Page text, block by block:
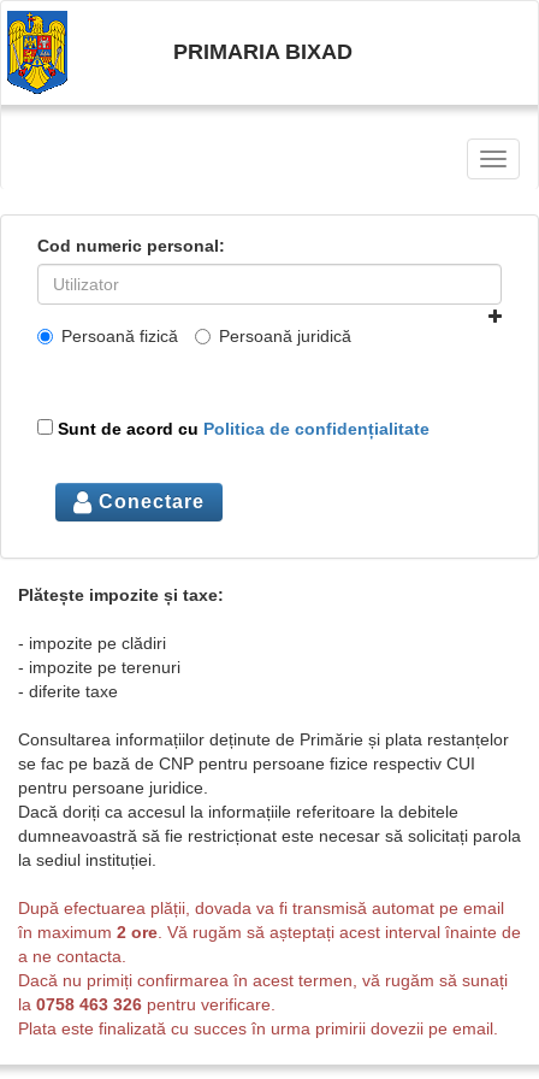
PRIMARIA BIXAD
Cod numeric personal:
Persoană fizică Persoană juridică
Sunt de acord cu Politica de confidențialitate
Conectare
Plătește impozite și taxe:
- impozite pe clădiri
- impozite pe terenuri
- diferite taxe
Consultarea informațiilor deținute de Primărie și plata restanțelor
se fac pe bază de CNP pentru persoane fizice respectiv CUI
pentru persoane juridice.
Dacă doriți ca accesul la informațiile referitoare la debitele
dumneavoastră să fie restricționat este necesar să solicitați parola
la sediul instituției.
După efectuarea plății, dovada va fi transmisă automat pe email
în maximum 2 ore. Vă rugăm să așteptați acest interval înainte de
a ne contacta.
Dacă nu primiți confirmarea în acest termen, vă rugăm să sunați
la 0758 463 326 pentru verificare.
Plata este finalizată cu succes în urma primirii dovezii pe email.